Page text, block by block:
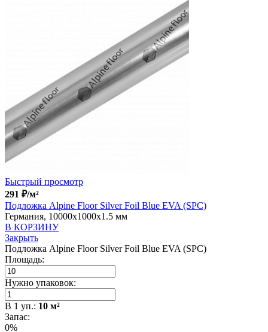
Быстрый просмотр
291 ₽/м²
Подложка Alpine Floor Silver Foil Blue EVA (SPC)
Германия, 10000x1000x1.5 мм
В КОРЗИНУ
Закрыть
Подложка Alpine Floor Silver Foil Blue EVA (SPC)
Площадь:
Нужно упаковок:
В 1 уп.: 10 м²
Запас:
0%